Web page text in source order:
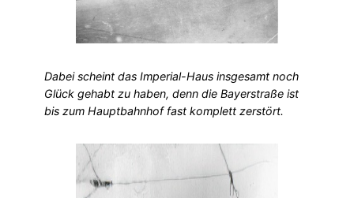
Dabei scheint das Imperial-Haus insgesamt noch
Glück gehabt zu haben, denn die Bayerstraße ist
bis zum Hauptbahnhof fast komplett zerstört.